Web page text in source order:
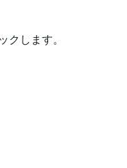
クします。